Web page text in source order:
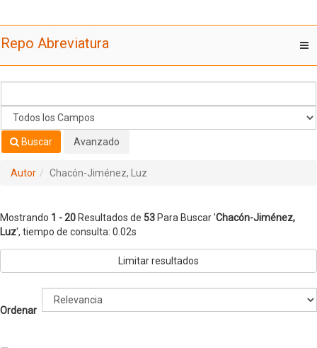
Repo Abreviatura
Buscar Avanzado
Autor Chacón-Jiménez, Luz
Mostrando 1 - 20 Resultados de 53 Para Buscar 'Chacón-Jiménez,
Luz', tiempo de consulta: 0.02s
Limitar resultados
Ordenar